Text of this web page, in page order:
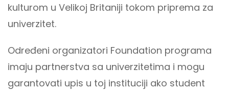
kulturom u Velikoj Britaniji tokom priprema za
univerzitet.
Određeni organizatori Foundation programa
imaju partnerstva sa univerzitetima i mogu
garantovati upis u toj instituciji ako student